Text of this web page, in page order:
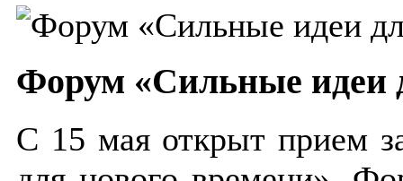
Форум «Сильные идеи
С 15 мая открыт прием